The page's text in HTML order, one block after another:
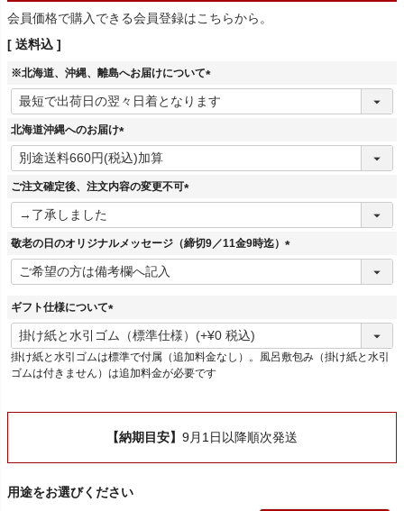
会員価格で購入できる会員登録はこちらから。
送料込
※北海道、沖縄、離島へお届けについて
(
必
北海道沖縄へのお届け
(
必
須
ご注文確定後、注文内容の変更不可
(
須
敬老の日のオリジナルメッセージ（締切9／11金9時迄）
(
ギフト仕様について
(
必
須
)
掛け紙と水引ゴムは標準で付属（追加料金なし）。風呂敷包み（掛け紙と水引
ゴムは付きません）は追加料金が必要です
【納期目安】 9月1日以降順次発送
用途をお選びください